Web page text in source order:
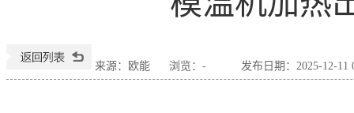
来源：欧能 浏览： - 发布日期：2025-12-11